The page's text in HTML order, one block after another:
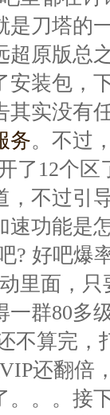
是刀塔的
超原版总
安装包，
其实没有
务。不过
了12个区
，不过引
功能是
? 好吧爆
里面，
一群80多
不算完，
还翻倍
。。。接